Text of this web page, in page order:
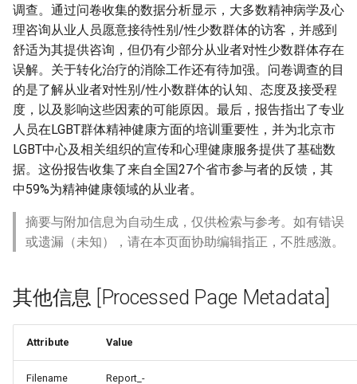
调查。通过问卷收集的数据分析显示，大多数精神病学及心
理咨询从业人员愿意接待性别/性少数群体的访客，并感到
舒适为其提供咨询，但仍有少部分从业者对性少数群体存在
误解。关于转化治疗的消除工作还有待加强。问卷调查的目
的是了解从业者对性别/性小数群体的认知、态度及接受程
度，以及影响这些因素的可能原因。最后，报告指出了专业
人员在LGBT群体精神健康方面的培训重要性，并为北京市
LGBT中心及相关组织的宣传和心理健康服务提供了基础数
据。这份报告收集了来自全国27个省市参与者的反馈，其
中59%为精神健康领域的从业者。
摘要与附加信息为自动生成，仅供检索与参考。如有错误
或遗漏（未知），请在本页面协助编辑指正，不胜感激。
其他信息 [Processed Page Metadata]
Attribute Value
Filename
Report_-